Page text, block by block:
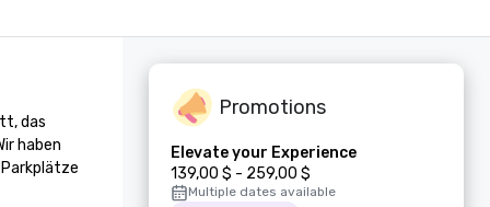
das
haben
Promotions
Elevate your Experience
139,00 $ - 259,00 $
Multiple dates available